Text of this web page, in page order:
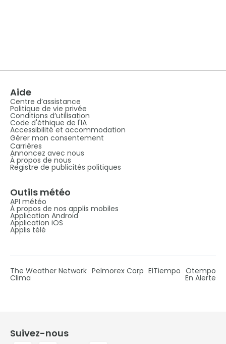
Aide
Centre d’assistance
Politique de vie privée
Conditions d’utilisation
Code d'éthique de l'IA
Accessibilité et accommodation
Gérer mon consentement
Carrières
Annoncez avec nous
À propos de nous
Registre de publicités politiques
Outils météo
API météo
À propos de nos applis mobiles
Application Android
Application iOS
Applis télé
The Weather Network Pelmorex Corp ElTiempo Otempo
Clima En Alerte
Suivez-nous